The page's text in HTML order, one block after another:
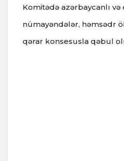
Komitədə azərbaycanlı və
nümayəndələr, həmsədr
qərar konsesusla qəbul